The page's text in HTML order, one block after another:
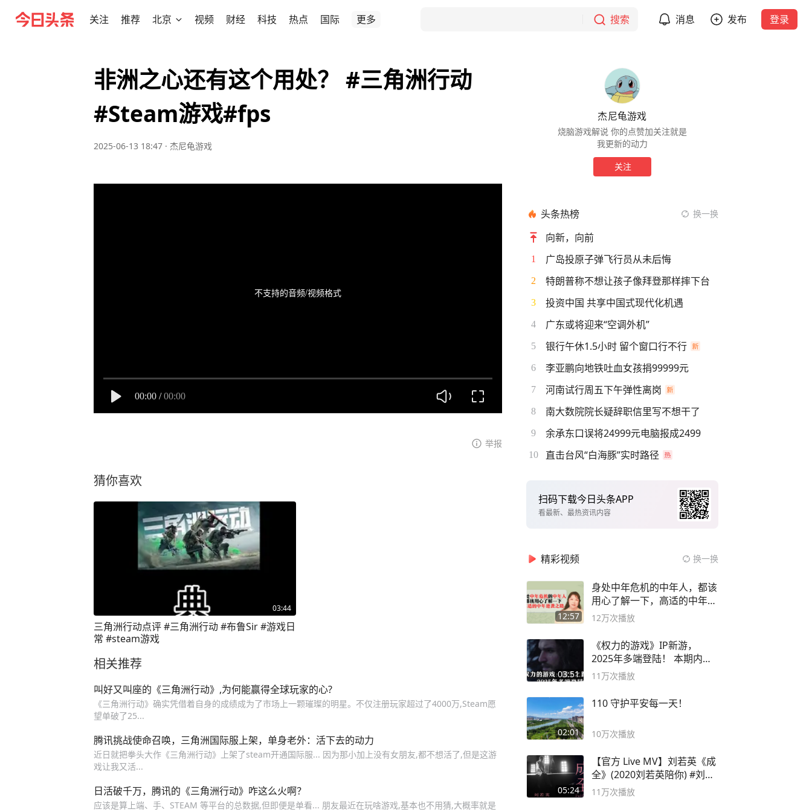
关注 推荐 北京 视频 财经 科技 热点 国际 更多 搜索 消息 发布 登录
非洲之心还有这个用处？ #三角洲行动
#Steam游戏#fps
2025-06-13 18:47 · 杰尼龟游戏
不支持的音频/视频格式
00:00 / 00:00
举报
猜你喜欢
03:44
三角洲行动点评 #三角洲行动 #布鲁Sir #游戏日
常 #steam游戏
相关推荐
叫好又叫座的《三角洲行动》,为何能赢得全球玩家的心?
《三角洲行动》确实凭借着自身的成绩成为了市场上一颗璀璨的明星。不仅注册玩家超过了4000万,Steam愿
望单破了25...
腾讯挑战使命召唤，三角洲国际服上架，单身老外：活下去的动力
近日就把拳头大作《三角洲行动》上架了steam开通国际服... 因为那小加上没有女朋友,都不想活了,但是这游
戏让我又活...
日活破千万，腾讯的《三角洲行动》咋这么火啊？
应该是算上端、手、STEAM 等平台的总数据,但即便是单看... 朋友最近在玩啥游戏,基本也不用猜,大概率就是
杰尼龟游戏
烧脑游戏解说 你的点赞加关注就是
我更新的动力
关注
头条热榜 换一换
向新，向前
1 广岛投原子弹飞行员从未后悔
2 特朗普称不想让孩子像拜登那样摔下台
3 投资中国 共享中国式现代化机遇
4 广东或将迎来“空调外机”
5 银行午休1.5小时 留个窗口行不行
6 李亚鹏向地铁吐血女孩捐99999元
7 河南试行周五下午弹性离岗
8 南大数院院长疑辞职信里写不想干了
9 余承东口误将24999元电脑报成2499
10 直击台风“白海豚”实时路径
扫码下载今日头条APP
看最新、最热资讯内容
精彩视频 换一换
12:57
身处中年危机的中年人，都该
用心了解一下，高适的中年逆
袭之路
12万次播放
03:51
《权力的游戏》IP新游，
2025年多端登陆！ 本期内容
概要
11万次播放
02:01
110 守护平安每一天！
10万次播放
05:24
【官方 Live MV】刘若英《成
全》(2020刘若英陪你) #刘若
英 #成全
11万次播放